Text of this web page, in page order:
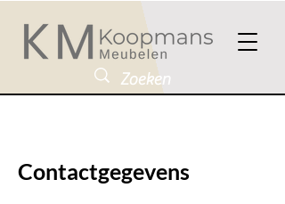
Contactgegevens